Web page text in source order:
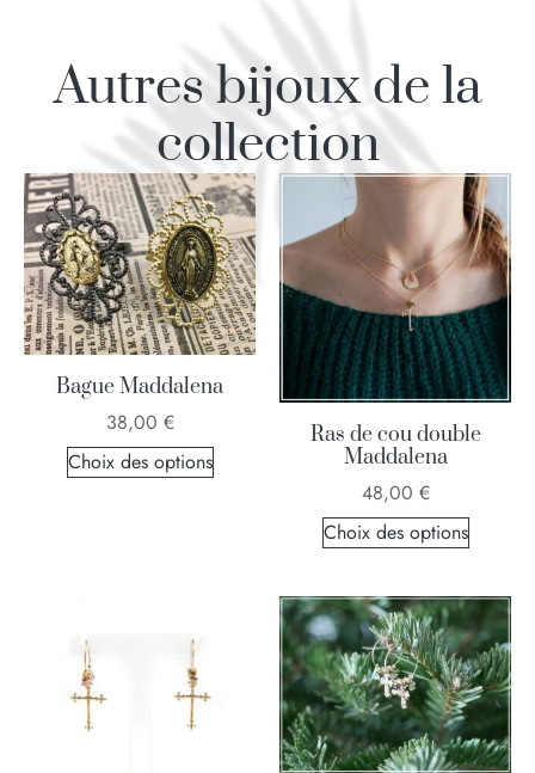
Autres bijoux de la
collection
Bague Maddalena
38,00 €
Choix des options
Ras de cou double
Maddalena
48,00 €
Choix des options